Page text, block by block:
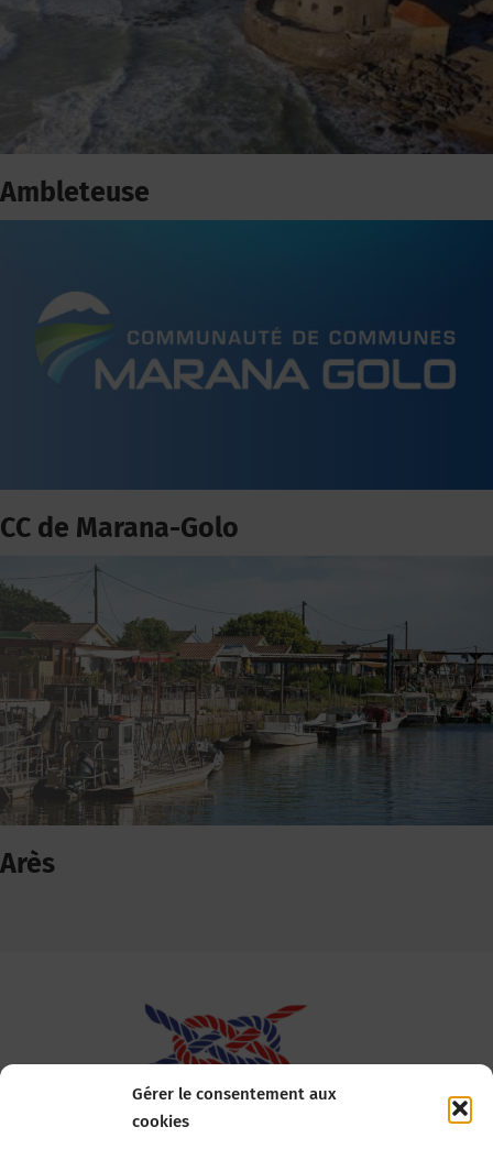
Gérer le consentement aux
cookies
Ambleteuse
CC de Marana-Golo
Arès